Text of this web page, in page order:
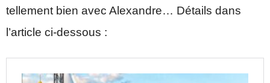
tellement bien avec Alexandre… Détails dans
l’article ci-dessous :